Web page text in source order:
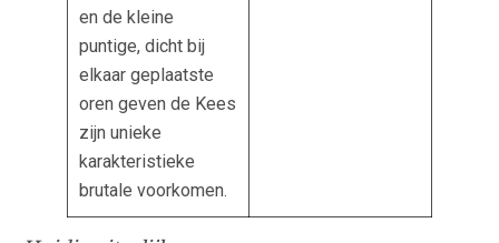
en de kleine
puntige, dicht bij
elkaar geplaatste
oren geven de Kees
zijn unieke
karakteristieke
brutale voorkomen.